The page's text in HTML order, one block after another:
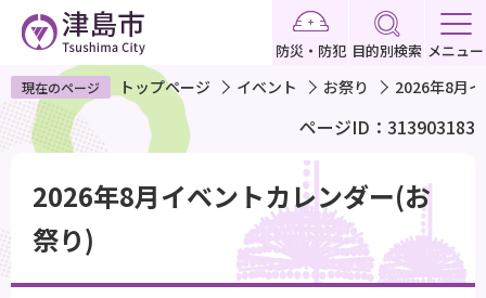
ペ
ー
ジ
で
す
防災・防犯 目的別検索 メニュー
現在のページ トップページ イベント お祭り 2026年8月
ページID：313903183
か
2026年8月イベントカレンダー(お
祭り)